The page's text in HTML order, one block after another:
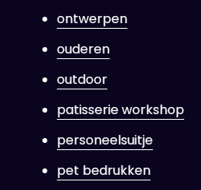
ontwerpen
ouderen
outdoor
patisserie workshop
personeelsuitje
pet bedrukken